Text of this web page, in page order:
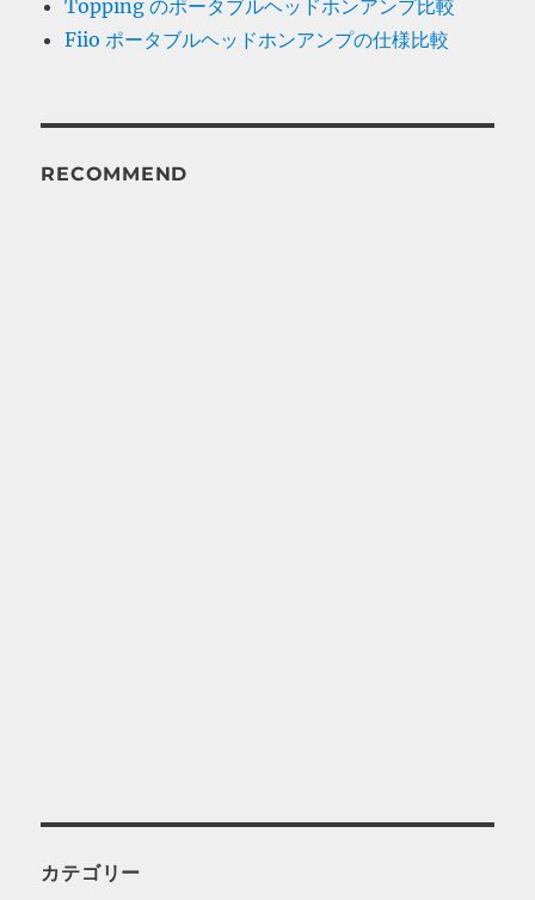
Topping のポータブルヘッドホンアンプ比較
Fiio ポータブルヘッドホンアンプの仕様比較
RECOMMEND
カテゴリー